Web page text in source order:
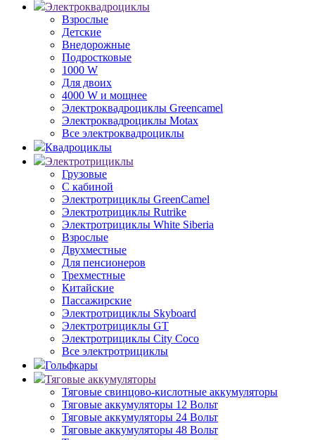
Электроквадроциклы
Взрослые
Детские
Внедорожные
Подростковые
1000 W
Для двоих
4000 W и мощнее
Электроквадроциклы Greencamel
Электроквадроциклы Motax
Все электроквадроциклы
Квадроциклы
Электротрициклы
Грузовые
С кабиной
Электротрициклы GreenCamel
Электротрициклы Rutrike
Электротрициклы White Siberia
Взрослые
Двухместные
Для пенсионеров
Трехместные
Китайские
Пассажирские
Электротрициклы Skyboard
Электротрициклы GT
Электротрициклы City Coco
Все электротрициклы
Гольфкары
Тяговые аккумуляторы
Тяговые свинцово-кислотные аккумуляторы
Тяговые аккумуляторы 12 Вольт
Тяговые аккумуляторы 24 Вольт
Тяговые аккумуляторы 48 Вольт